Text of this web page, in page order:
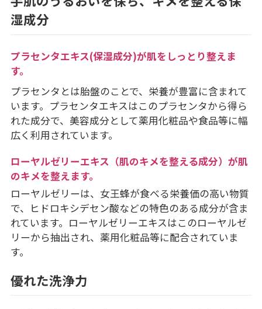
湿成分
プラセンタエキス(保湿成分)が肌をしっとり整えま
す。
プラセンタとは胎盤のことで、栄養が豊富に含まれて
います。プラセンタエキスはこのプラセンタから得ら
れた成分で、美容成分として薬用化粧品や食品等に幅
広く利用されています。
ローヤルゼリーエキス（肌のキメを整える成分）が肌
のキメを整えます。
ローヤルゼリーは、女王蜂が食べる栄養価の高い物質
で、ヒドロキシデセン酸などの特色のある成分が含ま
れています。ローヤルゼリーエキスはこのローヤルゼ
リーから抽出され、薬用化粧品等に配合されていま
す。
優れた洗浄力